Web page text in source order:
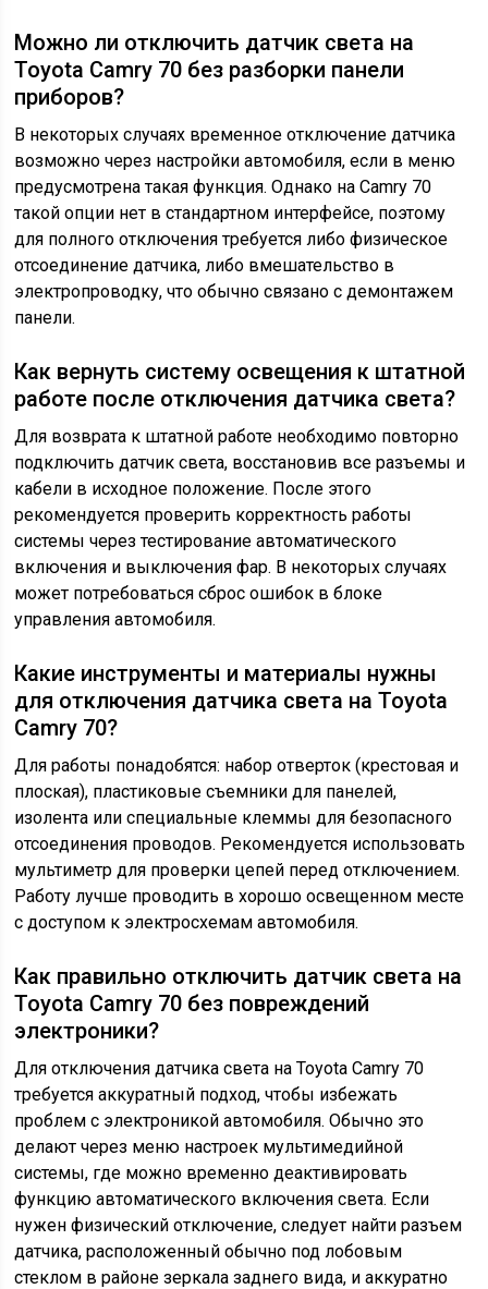
Можно ли отключить датчик света на
Toyota Camry 70 без разборки панели
приборов?
В некоторых случаях временное отключение датчика
возможно через настройки автомобиля, если в меню
предусмотрена такая функция. Однако на Camry 70
такой опции нет в стандартном интерфейсе, поэтому
для полного отключения требуется либо физическое
отсоединение датчика, либо вмешательство в
электропроводку, что обычно связано с демонтажем
панели.
Как вернуть систему освещения к штатной
работе после отключения датчика света?
Для возврата к штатной работе необходимо повторно
подключить датчик света, восстановив все разъемы и
кабели в исходное положение. После этого
рекомендуется проверить корректность работы
системы через тестирование автоматического
включения и выключения фар. В некоторых случаях
может потребоваться сброс ошибок в блоке
управления автомобиля.
Какие инструменты и материалы нужны
для отключения датчика света на Toyota
Camry 70?
Для работы понадобятся: набор отверток (крестовая и
плоская), пластиковые съемники для панелей,
изолента или специальные клеммы для безопасного
отсоединения проводов. Рекомендуется использовать
мультиметр для проверки цепей перед отключением.
Работу лучше проводить в хорошо освещенном месте
с доступом к электросхемам автомобиля.
Как правильно отключить датчик света на
Toyota Camry 70 без повреждений
электроники?
Для отключения датчика света на Toyota Camry 70
требуется аккуратный подход, чтобы избежать
проблем с электроникой автомобиля. Обычно это
делают через меню настроек мультимедийной
системы, где можно временно деактивировать
функцию автоматического включения света. Если
нужен физический отключение, следует найти разъем
датчика, расположенный обычно под лобовым
стеклом в районе зеркала заднего вида, и аккуратно